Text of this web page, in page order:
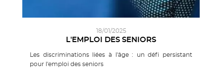
18/01/2025
L'EMPLOI DES SENIORS
Les discriminations liées à l'âge : un défi persistant
pour l'emploi des seniors